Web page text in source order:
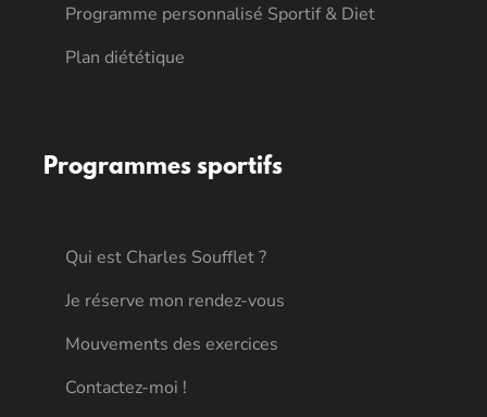
Programme personnalisé Sportif & Diet
Plan diététique
Programmes sportifs
Qui est Charles Soufflet ?
Je réserve mon rendez-vous
Mouvements des exercices
Contactez-moi !